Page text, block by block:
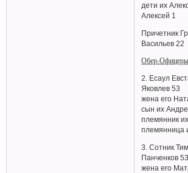
дети их
Алексей 1
Причетник
Васильев 22
Обер-
2. Есаул
Яковлев 53
жена его
сын их
племянник
племянница
3. Сотник
Панченков 53
жена его